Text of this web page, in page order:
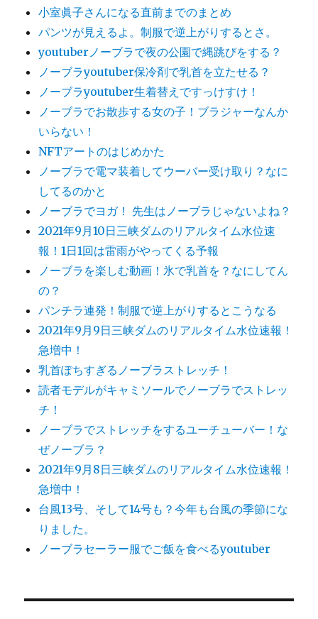
小室眞子さんになる直前までのまとめ
パンツが見えるよ。制服で逆上がりするとさ。
youtuberノーブラで夜の公園で縄跳びをする？
ノーブラyoutuber保冷剤で乳首を立たせる？
ノーブラyoutuber生着替えですっけすけ！
ノーブラでお散歩する女の子！ブラジャーなんか
いらない！
NFTアートのはじめかた
ノーブラで電マ装着してウーバー受け取り？なに
してるのかと
ノーブラでヨガ！ 先生はノーブラじゃないよね？
2021年9月10日三峡ダムのリアルタイム水位速
報！1日1回は雷雨がやってくる予報
ノーブラを楽しむ動画！氷で乳首を？なにしてん
の？
パンチラ連発！制服で逆上がりするとこうなる
2021年9月9日三峡ダムのリアルタイム水位速報！
急増中！
乳首ぽちすぎるノーブラストレッチ！
読者モデルがキャミソールでノーブラでストレッ
チ！
ノーブラでストレッチをするユーチューバー！な
ぜノーブラ？
2021年9月8日三峡ダムのリアルタイム水位速報！
急増中！
台風13号、そして14号も？今年も台風の季節にな
りました。
ノーブラセーラー服でご飯を食べるyoutuber